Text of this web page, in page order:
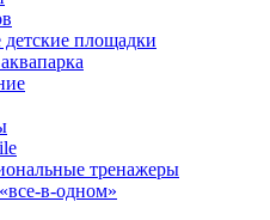
детские площадки
тренажеры
в-одном»